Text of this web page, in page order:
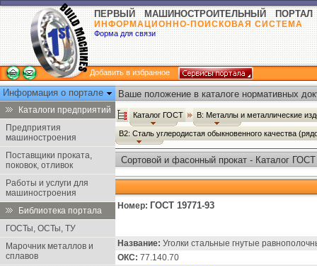
ПЕРВЫЙ МАШИНОСТРОИТЕЛЬНЫЙ ПОРТАЛ
ИНФОРМАЦИОННО-ПОИСКОВАЯ СИСТЕМА
Форма для связи
Добавить в избранное
Информация о портале
Каталоги предприятий
Предприятия
машиностроения
Поставщики проката,
поковок, отливок
Работы и услуги для
машиностроения
Библиотека портала
ГОСТы, ОСТы, ТУ
Марочник металлов и
сплавов
Ваше положение в каталоге нормативных
Каталог ГОСТ В: Металлы и металлические
В2: Сталь углеродистая обыкновенного качества
Сортовой и фасонный прокат - Каталог ГОСТ
Номер: ГОСТ 19771-93
Название: Уголки стальные гнутые
ОКС: 77.140.70